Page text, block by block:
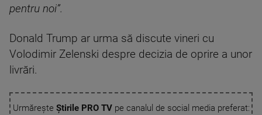
pentru noi”.
Donald Trump ar urma să discute vineri cu
Volodimir Zelenski despre decizia de oprire a unor
livrări.
Urmărește Știrile PRO TVpe canalul de social media preferat: